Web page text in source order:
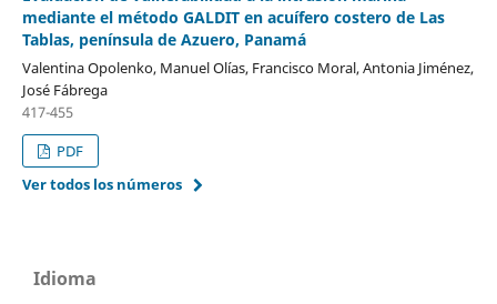
mediante el método GALDIT en acuífero costero de Las
Tablas, península de Azuero, Panamá
Valentina Opolenko, Manuel Olías, Francisco Moral, Antonia Jiménez,
José Fábrega
417-455
PDF
Ver todos los números
Idioma